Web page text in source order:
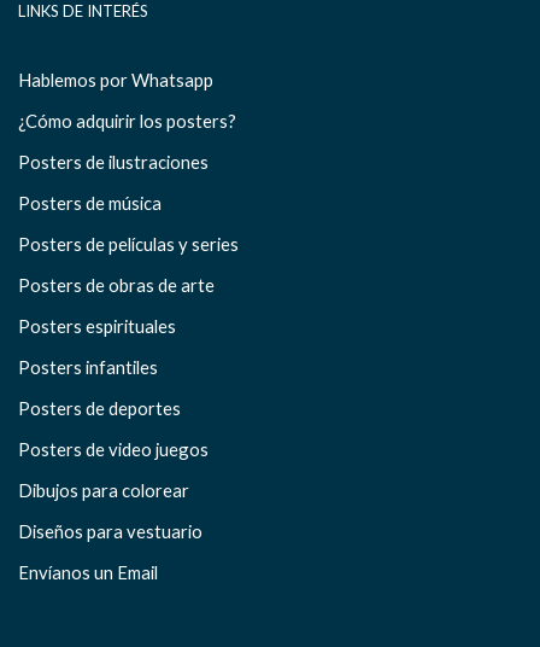
LINKS DE INTERÉS
Hablemos por Whatsapp
¿Cómo adquirir los posters?
Posters de ilustraciones
Posters de música
Posters de películas y series
Posters de obras de arte
Posters espirituales
Posters infantiles
Posters de deportes
Posters de video juegos
Dibujos para colorear
Diseños para vestuario
Envíanos un Email